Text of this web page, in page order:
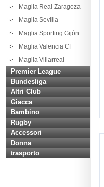
Maglia Real Zaragoza
Maglia Sevilla
Maglia Sporting Gijón
Maglia Valencia CF
Maglia Villarreal
Premier League
Bundesliga
Altri Club
Giacca
Bambino
Rugby
Accessori
Donna
trasporto